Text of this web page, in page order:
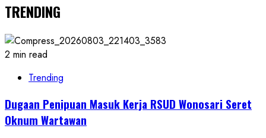
TRENDING
2 min read
Trending
Dugaan Penipuan Masuk Kerja RSUD Wonosari Seret
Oknum Wartawan